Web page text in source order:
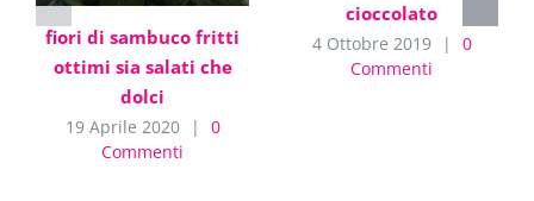
fiori di sambuco fritti
ottimi sia salati che
dolci
19 Aprile 2020 |
0
Commenti
cioccolato
4 Ottobre 2019 |
0
Commenti